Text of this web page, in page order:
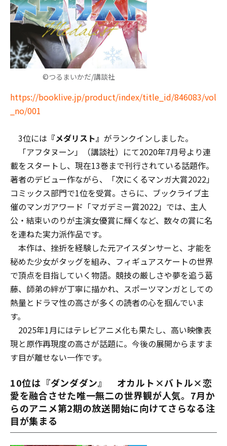
©つるまいかだ/講談社
https://booklive.jp/product/index/title_id/846083/vol
_no/001
3位には 『メダリスト』 がランクインしました。
「アフタヌーン」（講談社）にて2020年7月号より連
載をスタートし、現在13巻まで刊行されている話題作。
著者のデビュー作ながら、「次にくるマンガ大賞2022」
コミックス部門で1位を受賞。さらに、ブックライブ主
催のマンガアワード「マガデミー賞2022」では、主人
公・結束いのりが主演女優賞に輝くなど、数々の賞に名
を連ねた実力派作品です。
本作は、挫折を経験した元アイスダンサーと、才能を
秘めた少女がタッグを組み、フィギュアスケートの世界
で頂点を目指していく物語。競技の厳しさや夢を追う葛
藤、師弟の絆が丁寧に描かれ、スポーツマンガとしての
熱量とドラマ性の高さが多くの読者の心を掴んでいま
す。
2025年1月にはテレビアニメ化も果たし、高い映像表
現と原作再現度の高さが話題に。今後の展開からますま
す目が離せない一作です。
10位は『ダンダダン』 オカルト×バトル×恋
愛を融合させた唯一無二の世界観が人気。7月か
らのアニメ第2期の放送開始に向けてさらなる注
目が集まる